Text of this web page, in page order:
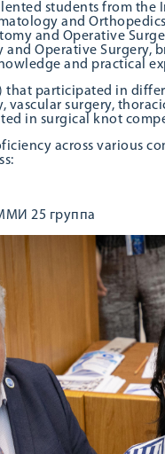
students from
and
and Operative
and Operative
and practical
that participated in
surgery,
in surgical knot
across various
25 группа